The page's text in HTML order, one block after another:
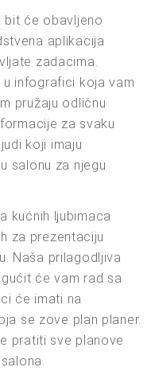
bit će obavljeno
aplikacija
zadacima.
infografici koja vam
pružaju odličnu
za svaku
koji imaju
salonu za njegu
kućnih ljubimaca
za prezentaciju
Naša prilagodljiva
će vam rad sa
će imati na
se zove plan planer.
pratiti sve planove